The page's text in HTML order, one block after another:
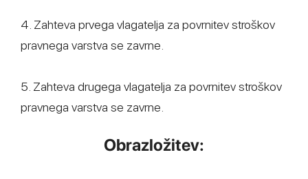
4. Zahteva prvega vlagatelja za povrnitev stroškov
pravnega varstva se zavrne.
5. Zahteva drugega vlagatelja za povrnitev stroškov
pravnega varstva se zavrne.
Obrazložitev: